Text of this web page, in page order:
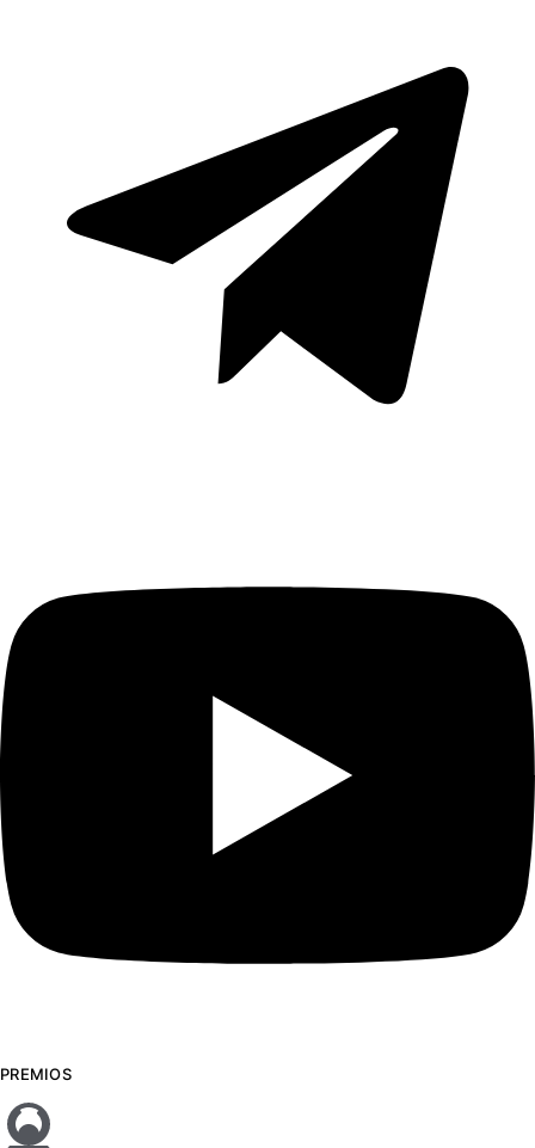
PREMIOS